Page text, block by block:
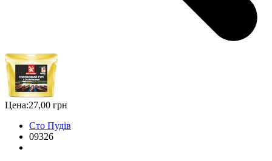
Цена:27,00 грн
Сто Пудів
09326